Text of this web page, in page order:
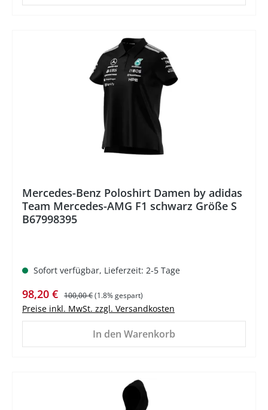
Mercedes-Benz Poloshirt Damen by adidas
Team Mercedes-AMG F1 schwarz Größe S
B67998395
Sofort verfügbar, Lieferzeit: 2-5 Tage
Verkaufspreis:
98,20 € Regulärer Preis:
100,00 €(1.8% gespart)
Preise inkl. MwSt. zzgl. Versandkosten
In den Warenkorb